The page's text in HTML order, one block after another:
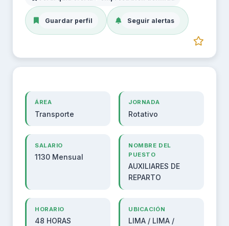
Guardar perfil Seguir alertas
ÁREA
Transporte
JORNADA
Rotativo
SALARIO
1130 Mensual
NOMBRE DEL
PUESTO
AUXILIARES DE
REPARTO
HORARIO
48 HORAS
UBICACIÓN
LIMA / LIMA /